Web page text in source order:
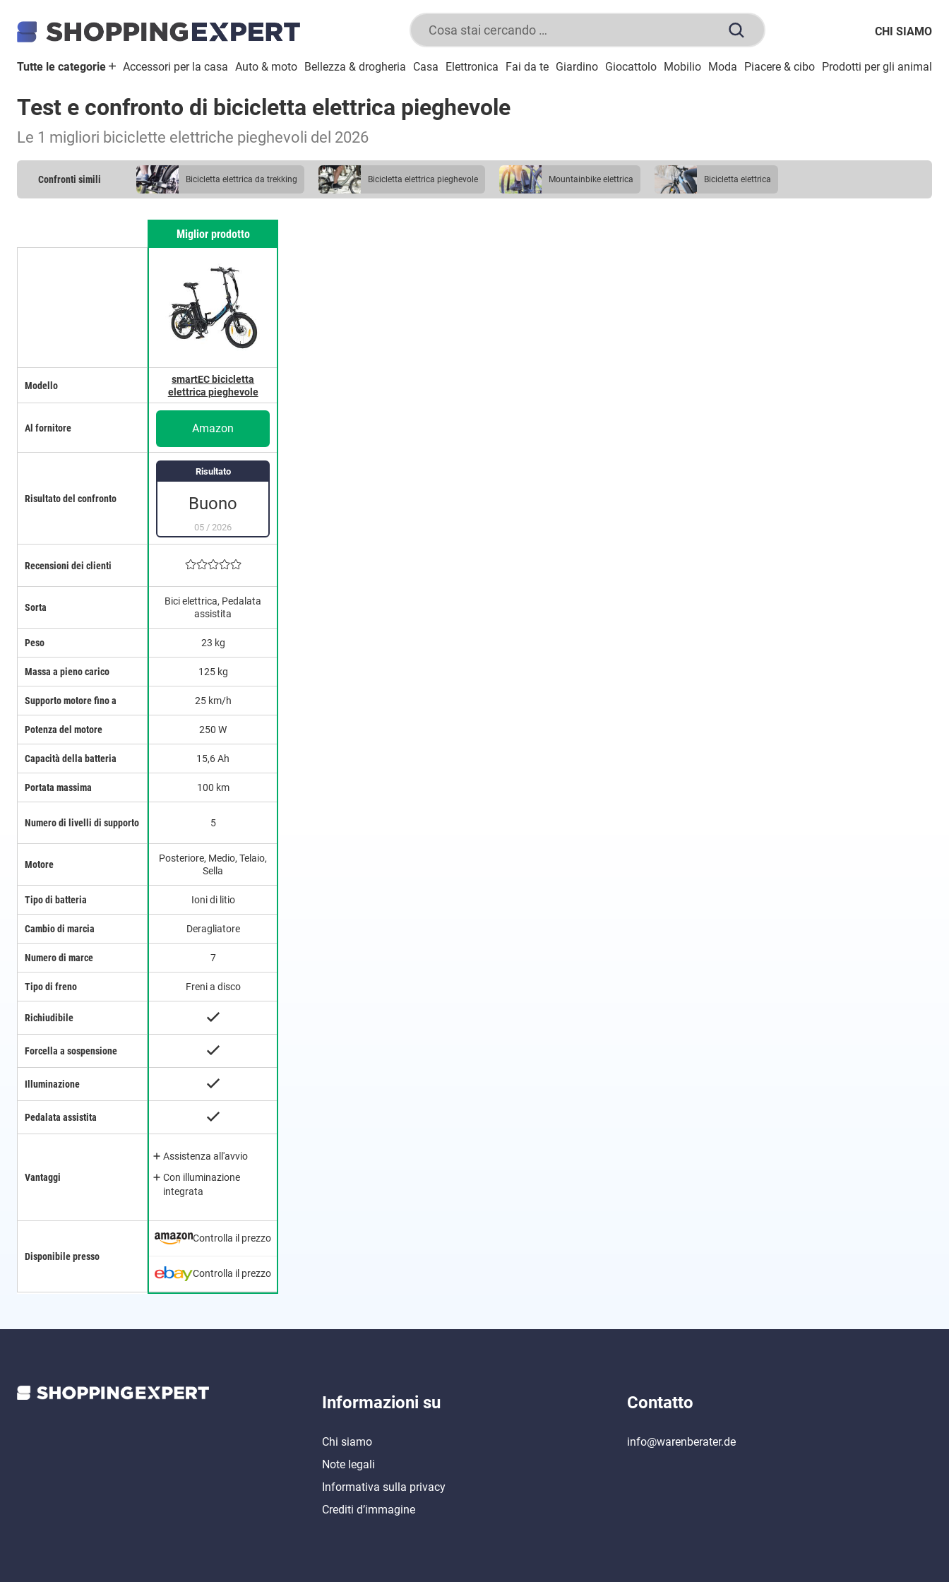
CHI SIAMO
Tutte le categorie Accessori per la casa Auto & moto Bellezza & drogheria Casa Elettronica Fai da te Giardino Giocattolo Mobilio Moda Piacere & cibo Prodotti per gli animali
Test e confronto di bicicletta elettrica pieghevole
Le 1 migliori biciclette elettriche pieghevoli del 2026
Confronti simili bicicletta elettrica da trekking bicicletta elettrica pieghevole mountainbike elettrica bicicletta elettrica
Risultato del confronto
Modello
Recensioni dei clienti
Al fornitore
Disponibile presso
Sorta
Peso
Massa a pieno carico
Supporto motore fino a
Potenza del motore
Capacità della batteria
Portata massima
Numero di livelli di supporto
Motore
Tipo di batteria
Cambio di marcia
Numero di marce
Tipo di freno
Richiudibile
Forcella a sospensione
Illuminazione
Pedalata assistita
Vantaggi
Miglior prodotto
Risultato
Buono
05 / 2026
smartEC bicicletta
elettrica pieghevole
Amazon
Controlla il prezzo
Controlla il prezzo
Bici elettrica, Pedalata
assistita
23 kg
125 kg
25 km/h
250 W
15,6 Ah
100 km
5
Posteriore, Medio, Telaio,
Sella
Ioni di litio
Deragliatore
7
Freni a disco
Assistenza all'avvio
Con illuminazione
integrata
Informazioni su
Chi siamo
Note legali
Informativa sulla privacy
Crediti d’immagine
Contatto
info@warenberater.de